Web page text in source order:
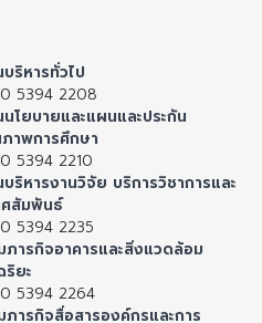
ริหารทั่วไป
0 5394 2208
โยบายและแผนและประกัน
าพการศึกษา
0 5394 2210
ริหารงานวิจัย บริการวิชาการและ
ศสัมพันธ์
0 5394 2235
ภารกิจอาคารและสิ่งแวดล้อม
ริยะ
0 5394 2264
ภารกิจสื่อสารองค์กรและการ